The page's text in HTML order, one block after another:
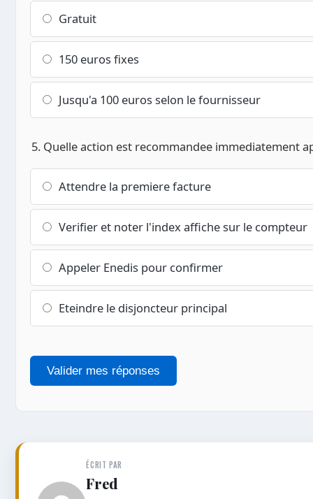
Gratuit
150 euros fixes
Jusqu'a 100 euros selon le fournisseur
5. Quelle action est recommandee immediatement
Attendre la premiere facture
Verifier et noter l'index affiche sur le compteur
Appeler Enedis pour confirmer
Eteindre le disjoncteur principal
Valider mes réponses
ÉCRIT PAR
Fred